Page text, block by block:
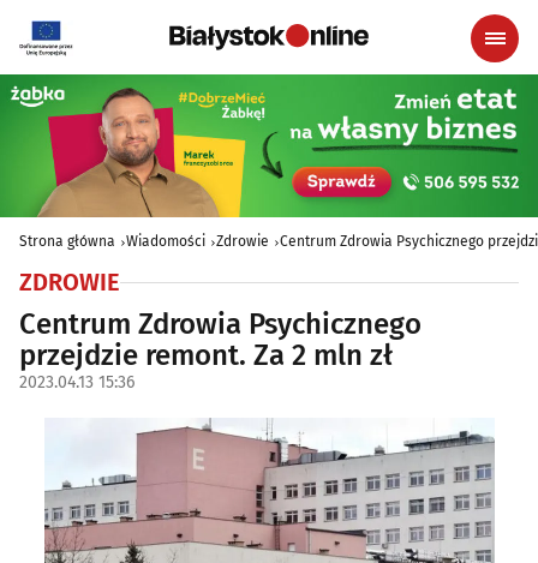
Strona główna Wiadomości Zdrowie Centrum Zdrowia Psychicznego
ZDROWIE
Centrum Zdrowia Psychicznego
przejdzie remont. Za 2 mln zł
2023.04.13 15:36